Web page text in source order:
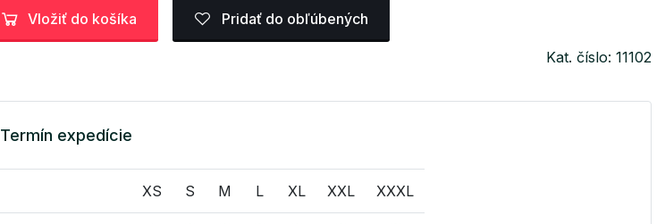
Vložiť do košíka Pridať do obľúbených
Kat. číslo: 11102
Termín expedície
XS S M L XL XXL XXXL